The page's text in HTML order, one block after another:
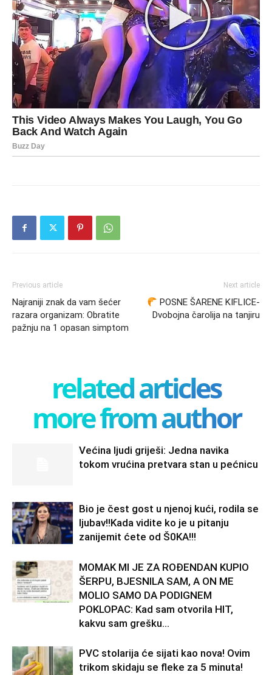
Previous article
Najraniji znak da vam šećer
razara organizam: Obratite
pažnju na 1 opasan simptom
Next article
POSNE ŠARENE KIFLICE-
Dvobojna čarolija na tanjiru
related articles
more from author
Većina ljudi griješi: Jedna navika
tokom vrućina pretvara stan u pećnicu
Bio je čest gost u njenoj kući, rodila se
ljubav!!Kada vidite ko je u pitanju
zanijemit ćete od Š0KA!!!
MOMAK MI JE ZA ROĐENDAN KUPIO
ŠERPU, BJESNILA SAM, A ON ME
MOLIO SAMO DA PODIGNEM
POKLOPAC: Kad sam otvorila HIT,
kakvu sam grešku...
PVC stolarija će sijati kao nova! Ovim
trikom skidaju se fleke za 5 minuta!